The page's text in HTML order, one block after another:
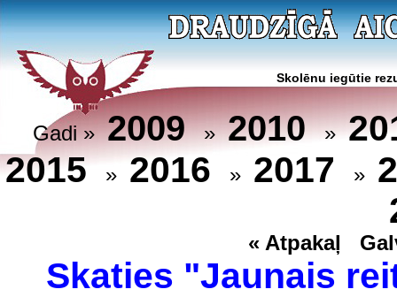
Skolēnu iegūtie
Gadi »2009»2010»
2015 » 2016 » 2017 »
« Atpakaļ
Skaties "Jaunais